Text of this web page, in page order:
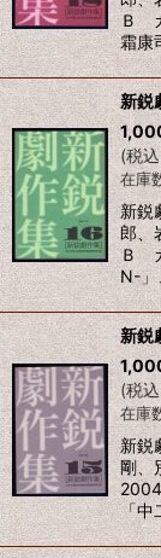
Ｂ
霜康
新鋭
(税込
在庫
新鋭
郎、
Ｂ
N-」
新鋭
(税込
在庫
新鋭
剛、
「中